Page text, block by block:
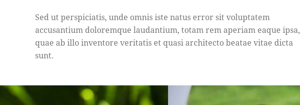
Sed ut perspiciatis, unde omnis iste natus error sit voluptatem
accusantium doloremque laudantium, totam rem aperiam eaque ipsa,
quae ab illo inventore veritatis et quasi architecto beatae vitae dicta
sunt.